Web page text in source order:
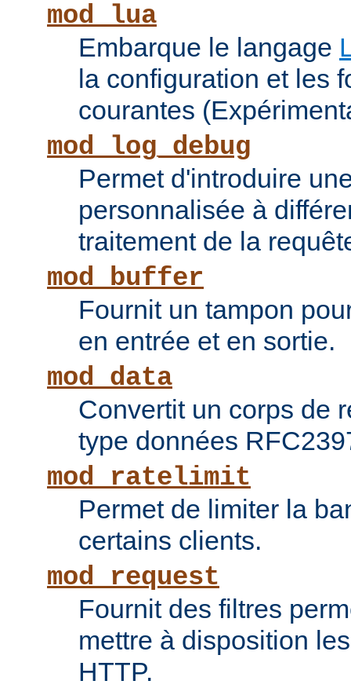
mod_lua
Embarque le langage
la configuration et les
courantes
mod_log_debug
Permet d'introduire
personnalisée à
traitement de la
mod_buffer
Fournit un tampon
en entrée et en sortie.
mod_data
Convertit un corps de
type données
mod_ratelimit
Permet de limiter la
certains clients.
mod_request
Fournit des filtres
mettre à disposition
HTTP.